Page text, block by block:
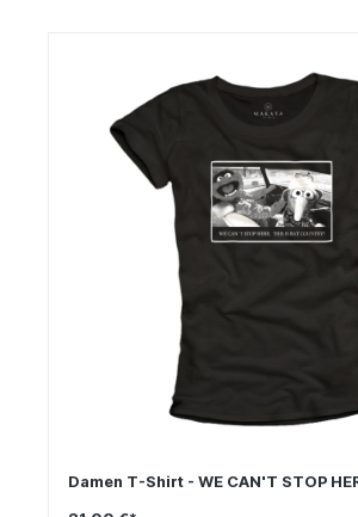
Damen T-Shirt - WE CAN'T STOP